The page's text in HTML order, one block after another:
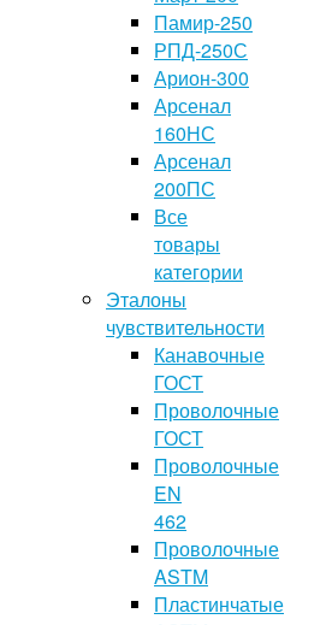
Памир-250
РПД-250С
Арион-300
Арсенал
160НС
Арсенал
200ПС
Все
товары
категории
Эталоны
чувствительности
Канавочные
ГОСТ
Проволочные
ГОСТ
Проволочные
EN
462
Проволочные
ASTM
Пластинчатые